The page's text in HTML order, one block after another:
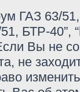
ГАЗ 63/
БТР-40”,
Вы не
не